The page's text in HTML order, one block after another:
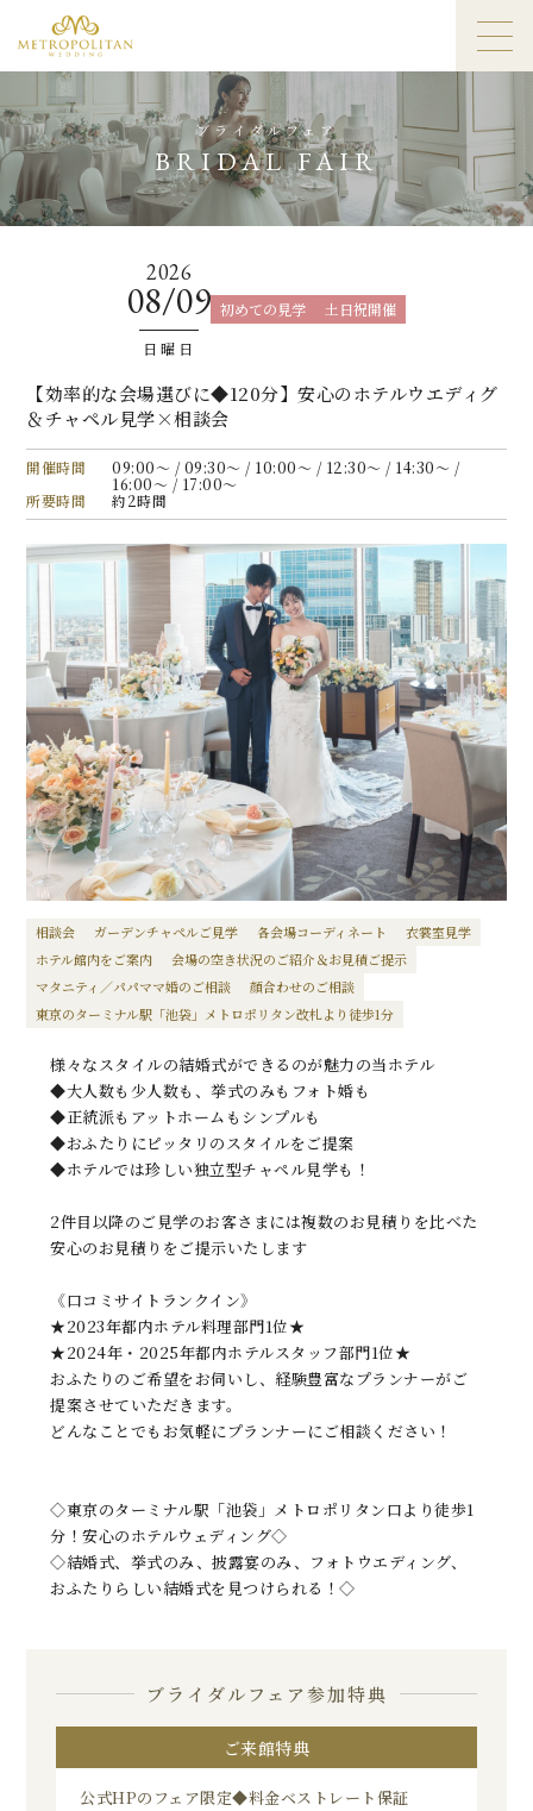
ブライダルフェア
BRIDAL FAIR
2026
08/09
日曜日
初めての見学 土日祝開催
【効率的な会場選びに◆120分】安心のホテルウエディグ
＆チャペル見学×相談会
開催時間
09:00〜 / 09:30〜 / 10:00〜 / 12:30〜 / 14:30〜 /
16:00〜 / 17:00〜
所要時間
約2時間
相談会 ガーデンチャペルご見学 各会場コーディネート
衣裳室見学
ホテル館内をご案内
会場の空き状況のご紹介＆お見積ご提示
マタニティ／パパママ婚のご相談
顔合わせのご相談
東京のターミナル駅「池袋」メトロポリタン改札より徒歩1分
様々なスタイルの結婚式ができるのが魅力の当ホテル
◆大人数も少人数も、挙式のみもフォト婚も
◆正統派もアットホームもシンプルも
◆おふたりにピッタリのスタイルをご提案
◆ホテルでは珍しい独立型チャペル見学も！
2件目以降のご見学のお客さまには複数のお見積りを比べた
安心のお見積りをご提示いたします
《口コミサイトランクイン》
★2023年都内ホテル料理部門1位★
★2024年・2025年都内ホテルスタッフ部門1位★
おふたりのご希望をお伺いし、経験豊富なプランナーがご
提案させていただきます。
どんなことでもお気軽にプランナーにご相談ください！
◇東京のターミナル駅「池袋」メトロポリタン口より徒歩1
分！安心のホテルウェディング◇
◇結婚式、挙式のみ、披露宴のみ、フォトウエディング、
おふたりらしい結婚式を見つけられる！◇
ブライダルフェア参加特典
ご来館特典
公式HPのフェア限定◆料金ベストレート保証